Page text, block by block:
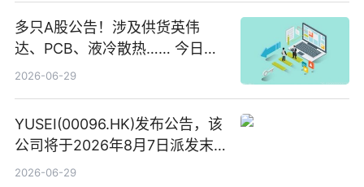
多只A股公告！涉及供货英伟
达、PCB、液冷散热…… 今日快
讯
2026-06-29
YUSEI(00096.HK)发布公告，该
公司将于2026年8月7日派发末
期股息每股人民币0.013元 每日
2026-06-29